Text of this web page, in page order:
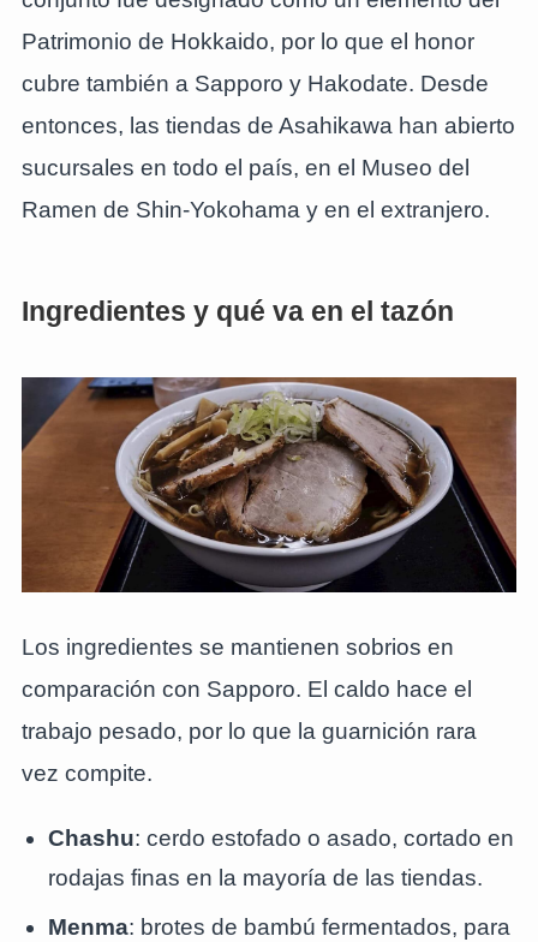
Patrimonio de Hokkaido, por lo que el honor
cubre también a Sapporo y Hakodate. Desde
entonces, las tiendas de Asahikawa han abierto
sucursales en todo el país, en el Museo del
Ramen de Shin-Yokohama y en el extranjero.
Ingredientes y qué va en el tazón
Los ingredientes se mantienen sobrios en
comparación con Sapporo. El caldo hace el
trabajo pesado, por lo que la guarnición rara
vez compite.
Chashu: cerdo estofado o asado, cortado en
rodajas finas en la mayoría de las tiendas.
Menma: brotes de bambú fermentados, para